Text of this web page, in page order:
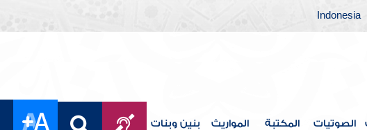
Indonesia
الصوتيات المكتبة المواريث بنين وبنات